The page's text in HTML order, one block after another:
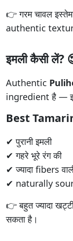
👉 गरम चावल
authentic
इमली कैसी लें?
Authentic
ingredient है —
Best
✔ पुरानी इमली
✔ गहरे भूरे रंग की
✔ ज्यादा fibers
✔ naturally
👉 बहुत ज्यादा
सकता है।